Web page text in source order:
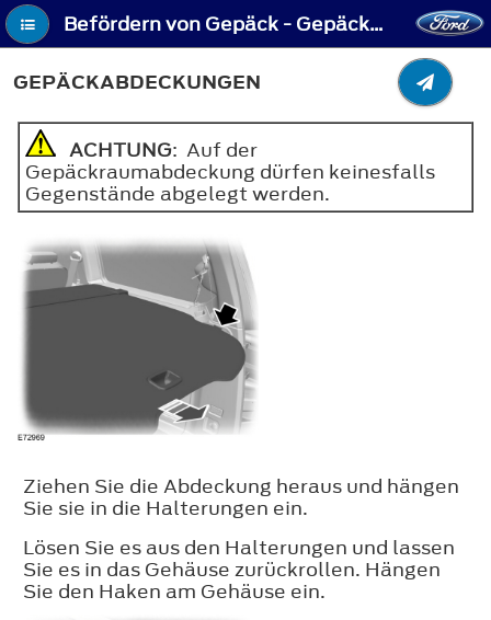
Befördern von Gepäck - Gepäckabdeckungen
GEPÄCKABDECKUNGEN
ACHTUNG: Auf der
Gepäckraumabdeckung dürfen keinesfalls
Gegenstände abgelegt werden.
Ziehen Sie die Abdeckung heraus und hängen
Sie sie in die Halterungen ein.
Lösen Sie es aus den Halterungen und lassen
Sie es in das Gehäuse zurückrollen. Hängen
Sie den Haken am Gehäuse ein.